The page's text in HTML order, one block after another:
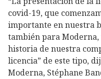
covid-19, que
importante en nuestra
también para
historia de nuestra
licencia” de este tipo,
Moderna, Stéphane